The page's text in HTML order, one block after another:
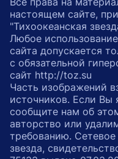
настоящем сайте,
"Тихоокеанская
Любое
сайта допускается
с обязательной
сайт http://toz.su
Часть изображений
источников. Если Вы
сообщите нам об
авторство или
требованию. Сетевое
звезда,